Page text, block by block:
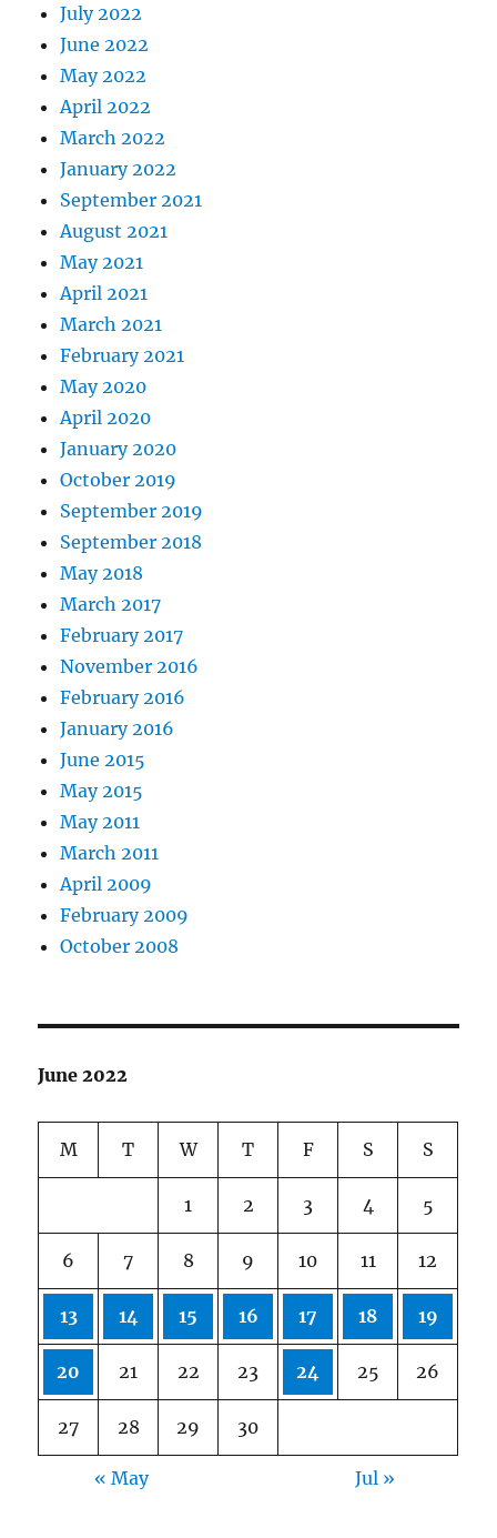
July 2022
June 2022
May 2022
April 2022
March 2022
January 2022
September 2021
August 2021
May 2021
April 2021
March 2021
February 2021
May 2020
April 2020
January 2020
October 2019
September 2019
September 2018
May 2018
March 2017
February 2017
November 2016
February 2016
January 2016
June 2015
May 2015
May 2011
March 2011
April 2009
February 2009
October 2008
June 2022
M T W T F S S
1 2 3 4 5
6 7 8 9 10 11 12
13 14 15 16 17 18 19
20 21 22 23 24 25 26
27 28 29 30
« May Jul »